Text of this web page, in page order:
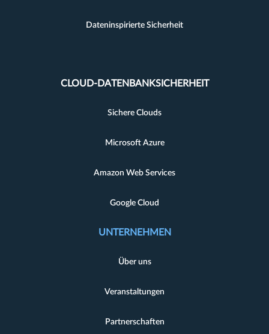
Dateninspirierte Sicherheit
CLOUD-DATENBANKSICHERHEIT
Sichere Clouds
Microsoft Azure
Amazon Web Services
Google Cloud
UNTERNEHMEN
Über uns
Veranstaltungen
Partnerschaften